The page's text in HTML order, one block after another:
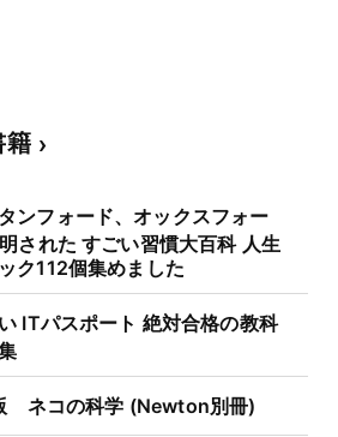
籍
ンフォード、オックスフォー
された すごい習慣大百科 人生
ク112個集めました
ITパスポート 絶対合格の教科
ネコの科学 (Newton別冊)